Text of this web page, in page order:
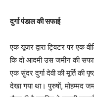
दुर्गा पंडाल की सफाई
एक यूजर द्वारा ट्विटर पर एक
कि दो आदमी उस जमीन की
एक सुंदर दुर्गा देवी की मूर्ति की
देखा गया था। पुरुषों,